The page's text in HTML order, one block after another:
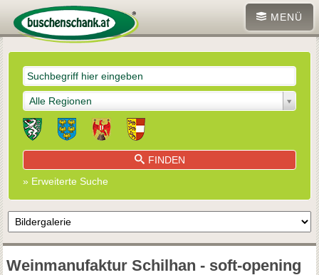
MENÜ
Alle Regionen
FINDEN
» Erweiterte Suche
Weinmanufaktur Schilhan - soft-opening